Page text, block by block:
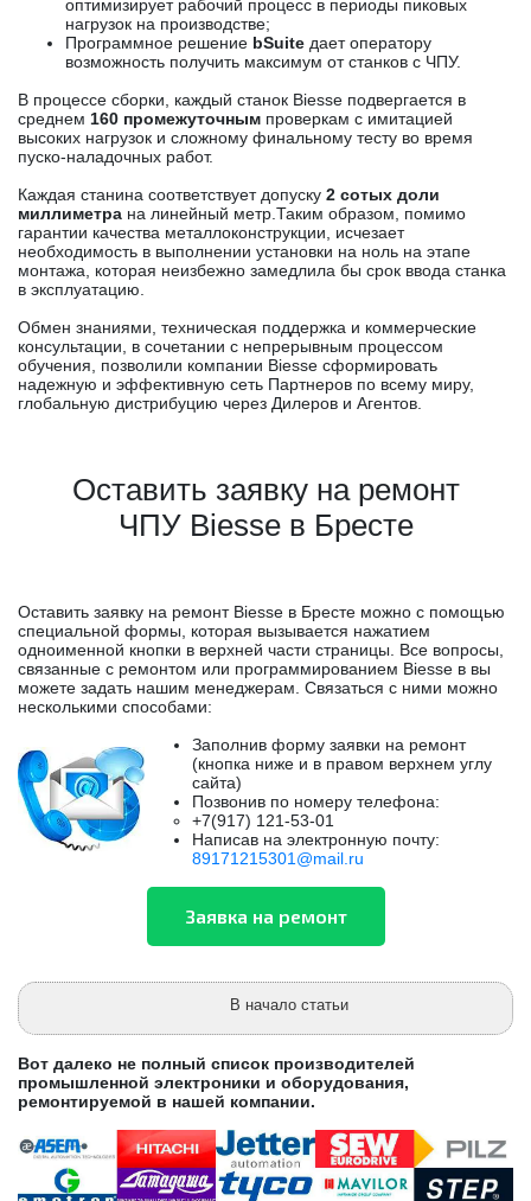
оптимизирует рабочий процесс в периоды пиковых
нагрузок на производстве;
Программное решение bSuite дает оператору
возможность получить максимум от станков с ЧПУ.
В процессе сборки, каждый станок Biesse подвергается в
среднем 160 промежуточным проверкам с имитацией
высоких нагрузок и сложному финальному тесту во время
пуско-наладочных работ.
Каждая станина соответствует допуску 2 сотых доли
миллиметра на линейный метр.Таким образом, помимо
гарантии качества металлоконструкции, исчезает
необходимость в выполнении установки на ноль на этапе
монтажа, которая неизбежно замедлила бы срок ввода станка
в эксплуатацию.
Обмен знаниями, техническая поддержка и коммерческие
консультации, в сочетании с непрерывным процессом
обучения, позволили компании Biesse сформировать
надежную и эффективную сеть Партнеров по всему миру,
глобальную дистрибуцию через Дилеров и Агентов.
Оставить заявку на ремонт
ЧПУ Biesse в Бресте
Оставить заявку на ремонт Biesse в Бресте можно с помощью
специальной формы, которая вызывается нажатием
одноименной кнопки в верхней части страницы. Все вопросы,
связанные с ремонтом или программированием Biesse в вы
можете задать нашим менеджерам. Связаться с ними можно
несколькими способами:
Заполнив форму заявки на ремонт
(кнопка ниже и в правом верхнем углу
сайта)
Позвонив по номеру телефона:
+7(917) 121-53-01
Написав на электронную почту:
89171215301@mail.ru
В начало статьи
Вот далеко не полный список производителей
промышленной электроники и оборудования,
ремонтируемой в нашей компании.